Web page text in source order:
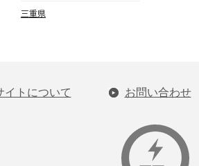
三重県
イトについて お問い合わせ